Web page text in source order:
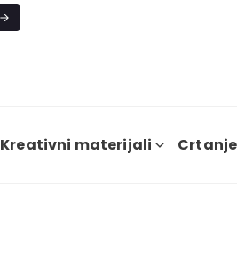
Kreativni materijali Crtanje